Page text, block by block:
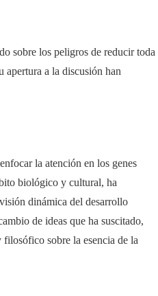
sobre los peligros de reducir toda
apertura a la discusión han
la atención en los genes
biológico y cultural, ha
dinámica del desarrollo
de ideas que ha suscitado,
sobre la esencia de la